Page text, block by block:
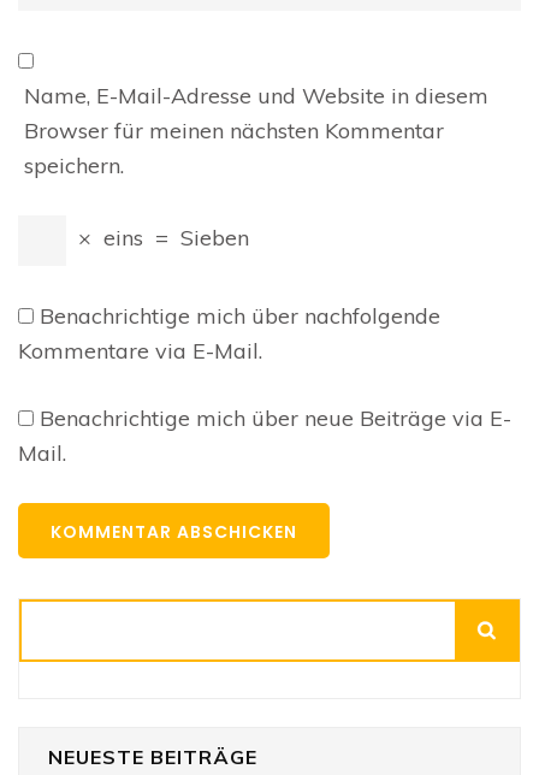
Name, E-Mail-Adresse und Website in diesem
Browser für meinen nächsten Kommentar
speichern.
× eins = Sieben
Benachrichtige mich über nachfolgende
Kommentare via E-Mail.
Benachrichtige mich über neue Beiträge via E-
Mail.
NEUESTE BEITRÄGE